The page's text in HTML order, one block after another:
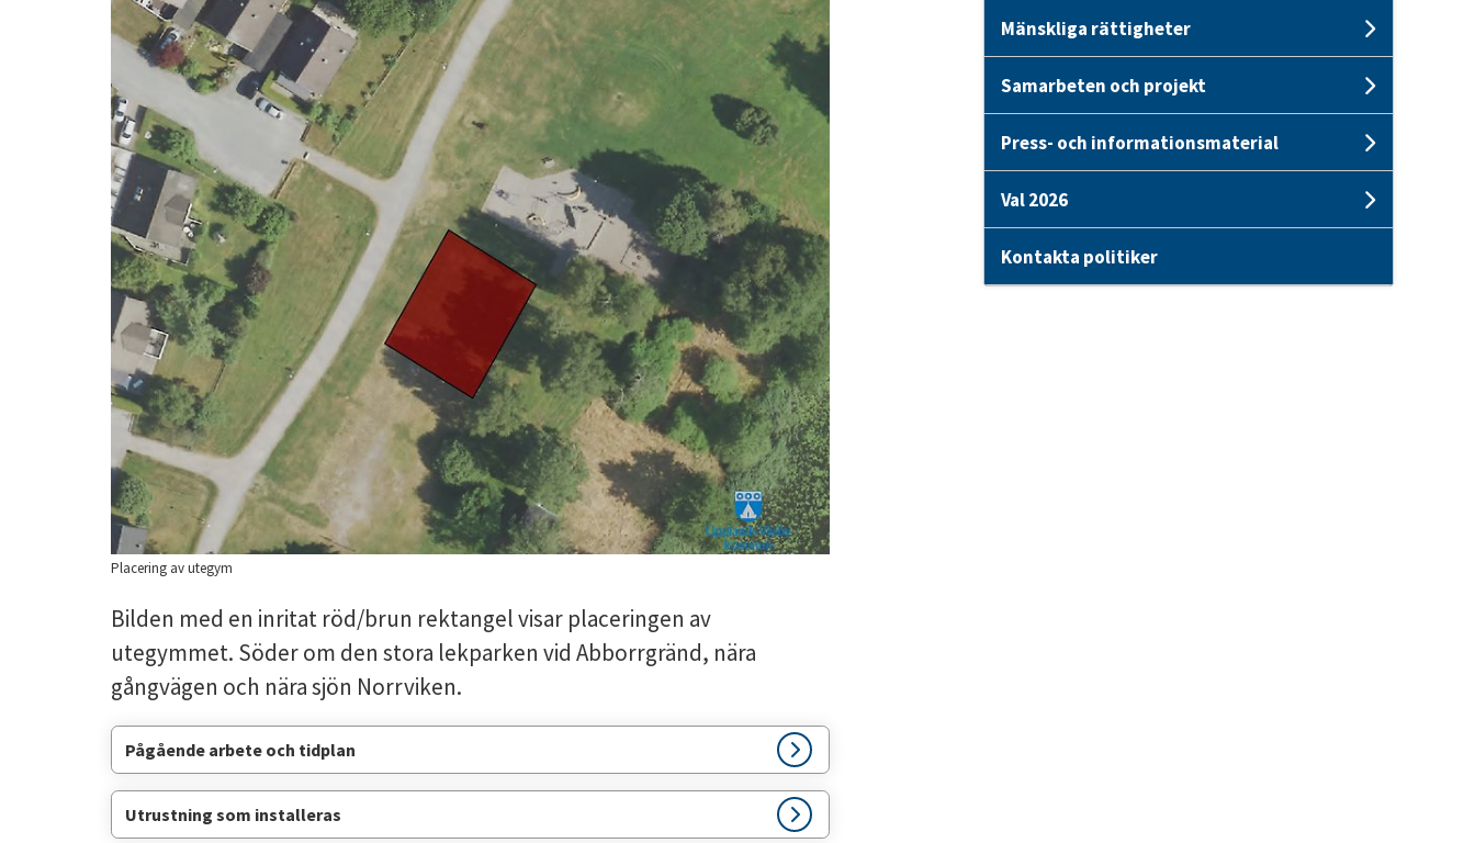
Placering av utegym
Bilden med en inritat röd/brun rektangel visar placeringen av
utegymmet. Söder om den stora lekparken vid Abborrgränd, nära
gångvägen och nära sjön Norrviken.
Pågående arbete och tidplan
Utrustning som installeras
Mänskliga rättigheter
Samarbeten och projekt
Press- och informationsmaterial
Val 2026
Kontakta politiker